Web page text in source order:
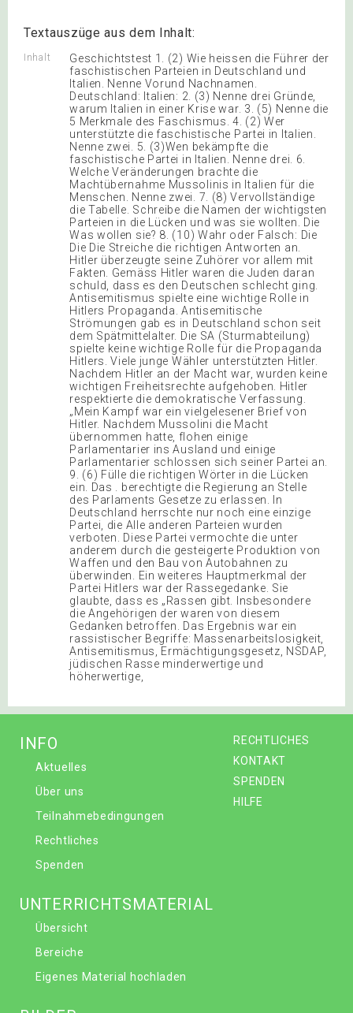
Textauszüge aus dem Inhalt:
Inhalt
Geschichtstest 1. (2) Wie heissen die Führer der
faschistischen Parteien in Deutschland und
Italien. Nenne Vorund Nachnamen.
Deutschland: Italien: 2. (3) Nenne drei Gründe,
warum Italien in einer Krise war. 3. (5) Nenne die
5 Merkmale des Faschismus. 4. (2) Wer
unterstützte die faschistische Partei in Italien.
Nenne zwei. 5. (3)Wen bekämpfte die
faschistische Partei in Italien. Nenne drei. 6.
Welche Veränderungen brachte die
Machtübernahme Mussolinis in Italien für die
Menschen. Nenne zwei. 7. (8) Vervollständige
die Tabelle. Schreibe die Namen der wichtigsten
Parteien in die Lücken und was sie wollten. Die
Was wollen sie? 8. (10) Wahr oder Falsch: Die
Die Die Streiche die richtigen Antworten an.
Hitler überzeugte seine Zuhörer vor allem mit
Fakten. Gemäss Hitler waren die Juden daran
schuld, dass es den Deutschen schlecht ging.
Antisemitismus spielte eine wichtige Rolle in
Hitlers Propaganda. Antisemitische
Strömungen gab es in Deutschland schon seit
dem Spätmittelalter. Die SA (Sturmabteilung)
spielte keine wichtige Rolle für die Propaganda
Hitlers. Viele junge Wähler unterstützten Hitler.
Nachdem Hitler an der Macht war, wurden keine
wichtigen Freiheitsrechte aufgehoben. Hitler
respektierte die demokratische Verfassung.
„Mein Kampf war ein vielgelesener Brief von
Hitler. Nachdem Mussolini die Macht
übernommen hatte, flohen einige
Parlamentarier ins Ausland und einige
Parlamentarier schlossen sich seiner Partei an.
9. (6) Fülle die richtigen Wörter in die Lücken
ein. Das . berechtigte die Regierung an Stelle
des Parlaments Gesetze zu erlassen. In
Deutschland herrschte nur noch eine einzige
Partei, die Alle anderen Parteien wurden
verboten. Diese Partei vermochte die unter
anderem durch die gesteigerte Produktion von
Waffen und den Bau von Autobahnen zu
überwinden. Ein weiteres Hauptmerkmal der
Partei Hitlers war der Rassegedanke. Sie
glaubte, dass es „Rassen gibt. Insbesondere
die Angehörigen der waren von diesem
Gedanken betroffen. Das Ergebnis war ein
rassistischer Begriffe: Massenarbeitslosigkeit,
Antisemitismus, Ermächtigungsgesetz, NSDAP,
jüdischen Rasse minderwertige und
höherwertige,
RECHTLICHES
KONTAKT
SPENDEN
HILFE
INFO
Aktuelles
Über uns
Teilnahmebedingungen
Rechtliches
Spenden
UNTERRICHTSMATERIAL
Übersicht
Bereiche
Eigenes Material hochladen